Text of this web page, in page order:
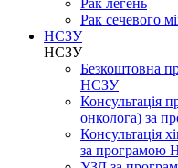
Рак легень
Рак сечевого
НСЗУ
НСЗУ
Безкоштовна
НСЗУ
Консультація
онколога) за
Консультація
за програмою